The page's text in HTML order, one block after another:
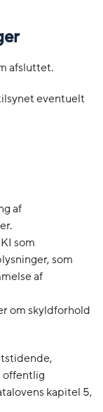
afsluttet.
eventuelt
af
som
som
af
om skyldforhold
offentlig
kapitel 5,